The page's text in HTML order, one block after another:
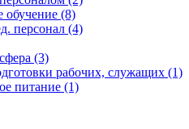
обучение (8)
персонал (4)
(3)
рабочих, служащих (1)
питание (1)